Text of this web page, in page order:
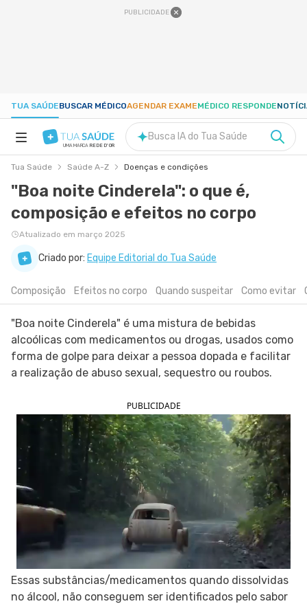
PUBLICIDADE
TUA SAÚDEBUSCAR MÉDICOAGENDAR EXAMEMÉDICO RESPONDE
NUTRIÇÃO
GRAVIDEZ
BEM-ESTAR
UMA MARCA REDE D'OR
Busca IA do Tua Saúde
Tua Saúde Saúde A-Z Doenças e condições
"Boa noite Cinderela": o que é,
composição e efeitos no corpo
Atualizado em março 2025
Criado por: Equipe Editorial do Tua Saúde
Composição Efeitos no corpo Quando suspeitar Como evitar
"Boa noite Cinderela" é uma mistura de bebidas
alcoólicas com medicamentos ou drogas, usados como
forma de golpe para deixar a pessoa dopada e facilitar
a realização de abuso sexual, sequestro ou roubos.
PUBLICIDADE
Essas substâncias/medicamentos quando dissolvidas
no álcool, não conseguem ser identificados pelo sabor